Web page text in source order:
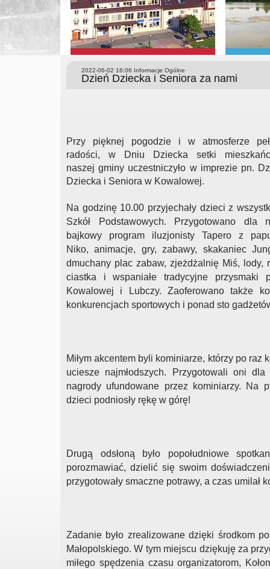
2022-06-02 16:06 Informacje Ogólne
Dzień Dziecka i Seniora za nami
Przy pięknej pogodzie i w atmosferze
radości, w Dniu Dziecka setki
naszej gminy uczestniczyło w imprezie pn.
Dziecka i Seniora w Kowalowej.
Na godzinę 10.00 przyjechały dzieci z
Szkół Podstawowych. Przygotowano dla
bajkowy program iluzjonisty Tapero z
Niko, animacje, gry, zabawy, skakaniec
dmuchany plac zabaw, zjeżdżalnię Miś, lody,
ciastka i wspaniałe tradycyjne przysmaki
Kowalowej i Lubczy. Zaoferowano także
konkurencjach sportowych i ponad sto
Miłym akcentem byli kominiarze, którzy po
uciesze najmłodszych. Przygotowali oni
nagrody ufundowane przez kominiarzy. Na
dzieci podniosły rękę w górę!
Drugą odsłoną było popołudniowe
porozmawiać, dzielić się swoim
przygotowały smaczne potrawy, a czas umilał
Zadanie było zrealizowane dzięki środkom
Małopolskiego. W tym miejscu dziękuję za
miłego spędzenia czasu organizatorom,